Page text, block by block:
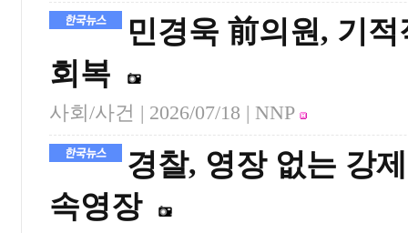
민경욱 前의원, 기
회복
사회/사건 | 2026/07/18 | NNP
경찰, 영장 없는 강
속영장